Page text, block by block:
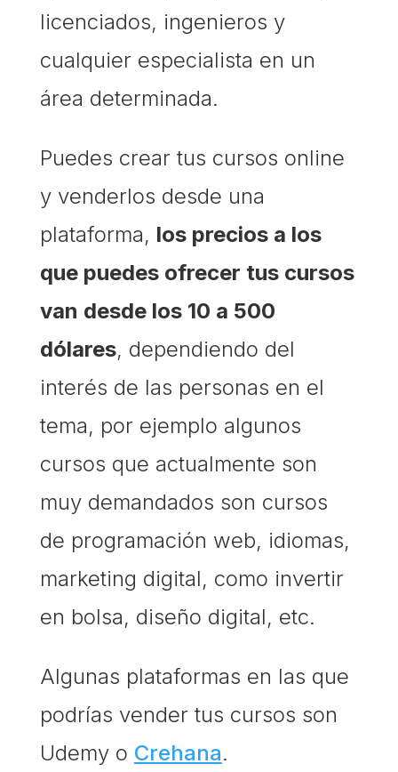
licenciados, ingenieros y
cualquier especialista en un
área determinada.
Puedes crear tus cursos online
y venderlos desde una
plataforma, los precios a los
que puedes ofrecer tus cursos
van desde los 10 a 500
dólares, dependiendo del
interés de las personas en el
tema, por ejemplo algunos
cursos que actualmente son
muy demandados son cursos
de programación web, idiomas,
marketing digital, como invertir
en bolsa, diseño digital, etc.
Algunas plataformas en las que
podrías vender tus cursos son
Udemy o Crehana.